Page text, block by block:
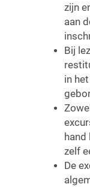
zijn
aan
Bij
in
zelf
De